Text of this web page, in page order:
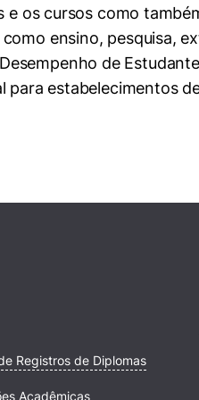
e os cursos como
ensino, pesquisa,
de
estabelecimentos
Registros de Diplomas
Acadêmicas